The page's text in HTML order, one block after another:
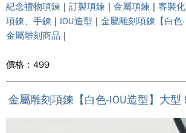
紀念禮物項鍊 | 訂製項鍊 | 金屬項鍊 | 客製
項鍊、手鍊 | IOU造型 | 金屬雕刻項鍊【白色
金屬雕刻商品 |
價格 : 499
金屬雕刻項鍊【白色-IOU造型】大型